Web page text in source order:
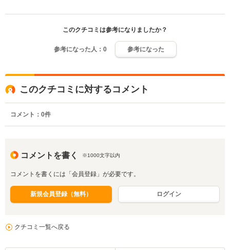
このクチコミは参考になりましたか？
参考になった人： 0 参考になった
このクチコミに対するコメント
コメント： 0件
コメントを書く ※1000文字以内
コメントを書くには「会員登録」が必要です。
新規会員登録（無料） ログイン
クチコミ一覧へ戻る